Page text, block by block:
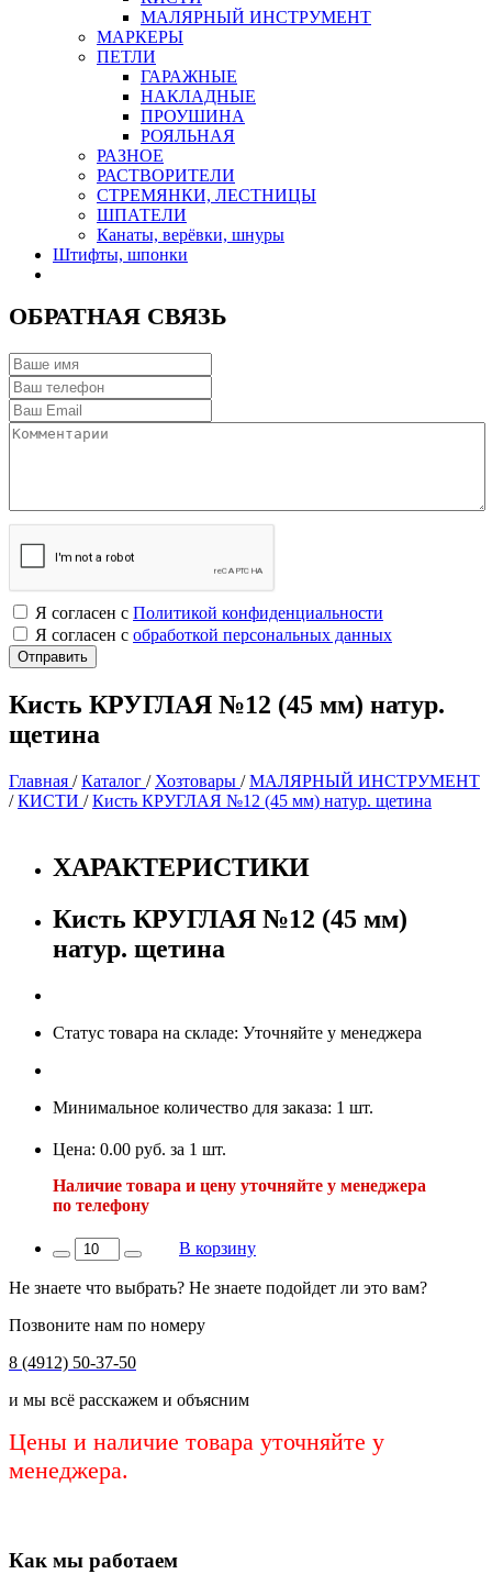
МАЛЯРНЫЙ ИНСТРУМЕНТ
МАРКЕРЫ
ПЕТЛИ
ГАРАЖНЫЕ
НАКЛАДНЫЕ
ПРОУШИНА
РОЯЛЬНАЯ
РАЗНОЕ
РАСТВОРИТЕЛИ
СТРЕМЯНКИ, ЛЕСТНИЦЫ
ШПАТЕЛИ
Канаты, верёвки, шнуры
Штифты, шпонки
ОБРАТНАЯ СВЯЗЬ
Я согласен с Политикой конфиденциальности
Я согласен с обработкой персональных данных
Кисть КРУГЛАЯ №12 (45 мм) натур.
щетина
Главная /Каталог / Хозтовары /МАЛЯРНЫЙ ИНСТРУМЕНТ
/КИСТИ /Кисть КРУГЛАЯ №12 (45 мм) натур. щетина
ХАРАКТЕРИСТИКИ
Кисть КРУГЛАЯ №12 (45 мм)
натур. щетина
Статус товара на складе: Уточняйте у менеджера
Минимальное количество для заказа: 1 шт.
Цена: 0.00 руб. за 1 шт.
Наличие товара и цену уточняйте у менеджера
по телефону
В корзину
Не знаете что выбрать? Не знаете подойдет ли это вам?
Позвоните нам по номеру
8 (4912) 50-37-50
и мы всё расскажем и объясним
Цены и наличие товара уточняйте у
менеджера.
Как мы работаем